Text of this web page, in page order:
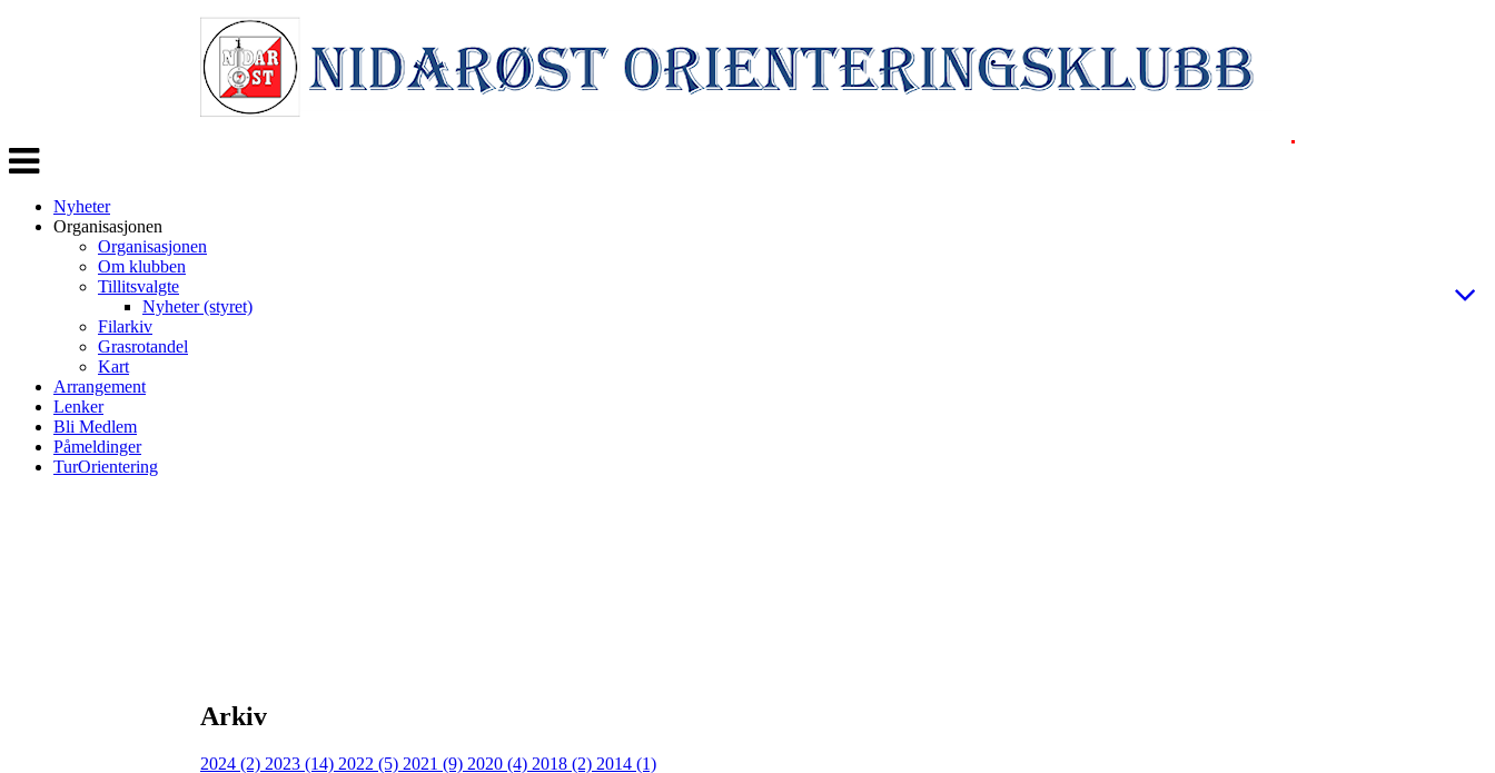
Veksle
navigasjon
Nyheter
Organisasjonen
Organisasjonen
Om klubben
Tillitsvalgte
Nyheter (styret)
Filarkiv
Grasrotandel
Kart
Arrangement
Lenker
Bli Medlem
Påmeldinger
TurOrientering
Arkiv
2024 (2) 2023 (14) 2022 (5) 2021 (9) 2020 (4) 2018 (2) 2014 (1)